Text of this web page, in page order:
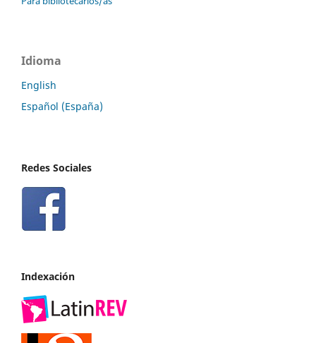
Idioma
English
Español (España)
Redes Sociales
Indexación